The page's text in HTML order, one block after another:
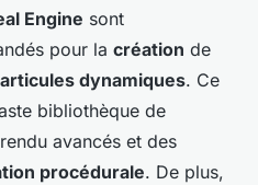
Engine sont
pour la création de
dynamiques. Ce
bibliothèque de
avancés et des
procédurale. De plus,